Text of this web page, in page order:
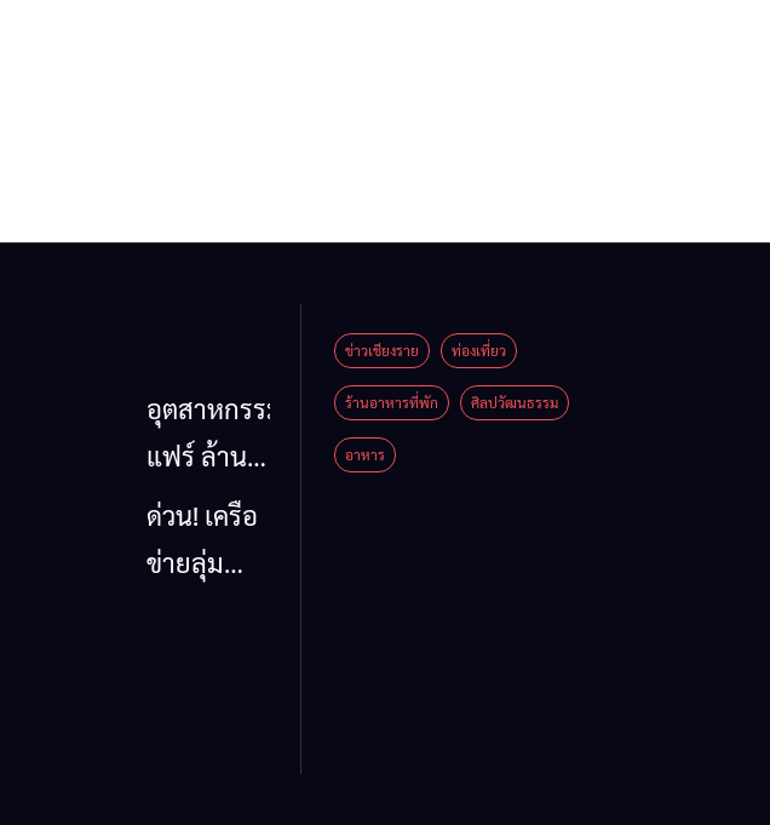
อุตสาหกรรม
แฟร์ ล้าน
นาตะวัน
ออก
ด่วน! เครือ
ข่ายลุ่มน้ำ
ข่าวเชียงราย ท่องเที่ยว
ร้านอาหารที่พัก ศิลปวัฒนธรรม
อาหาร